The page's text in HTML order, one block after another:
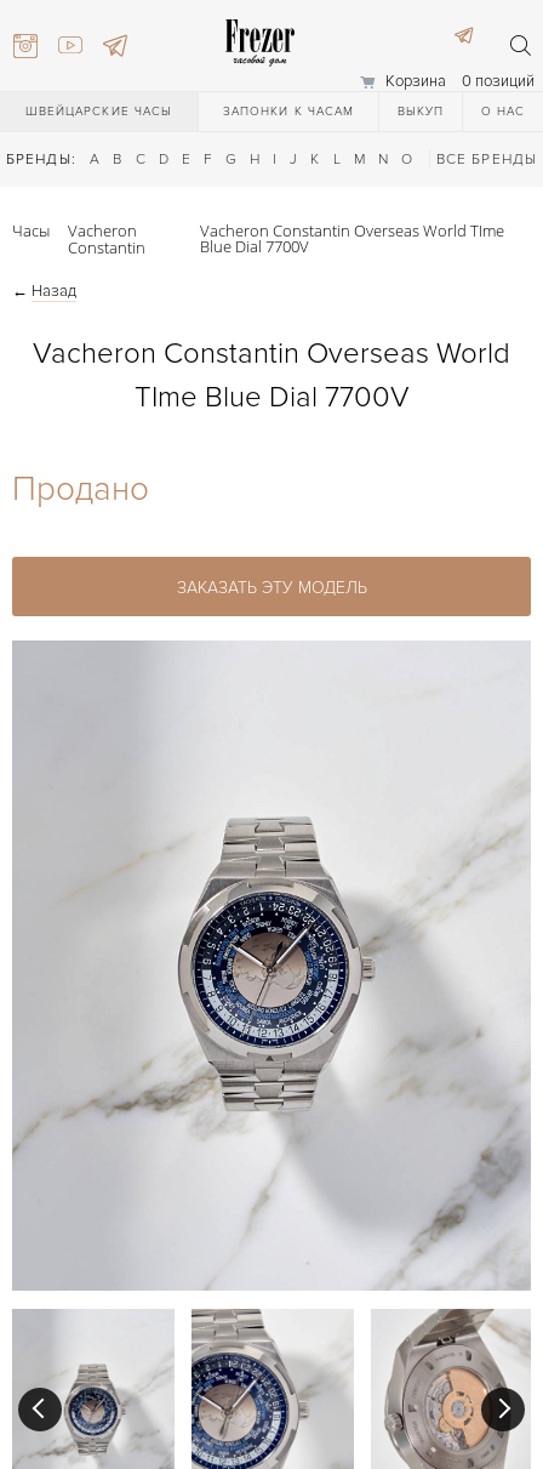
Корзина 0 позиций
ШВЕЙЦАРСКИЕ ЧАСЫ ЗАПОНКИ К ЧАСАМ ВЫКУП О НАС
БРЕНДЫ: A B C D E F G H I J K L M N O Q R S T
ВСЕ БРЕНДЫ
27-44
Часы Vacheron
Constantin
Vacheron Constantin Overseas World TIme
Blue Dial 7700V
← Назад
Vacheron Constantin Overseas World
TIme Blue Dial 7700V
Продано
ЗАКАЗАТЬ ЭТУ МОДЕЛЬ